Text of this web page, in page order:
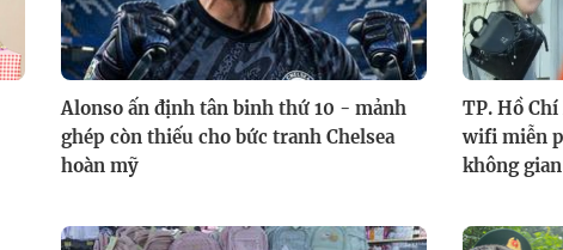
Alonso ấn định tân binh thứ 10 - mảnh
ghép còn thiếu cho bức tranh Chelsea
hoàn mỹ
TP. Hồ
wifi miễn
không